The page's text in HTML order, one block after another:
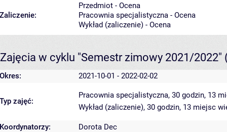
Zaliczenie:
Przedmiot - Ocena
Pracownia specjalistyczna - Ocena
Wykład (zaliczenie) - Ocena
Zajęcia w cyklu "Semestr zimowy 2021/2022"
Okres: 2021-10-01 - 2022-02-02
Typ zajęć:
Pracownia specjalistyczna, 30 godzin, 13
Wykład (zaliczenie), 30 godzin, 13 miejsc
Koordynatorzy:
Dorota Dec